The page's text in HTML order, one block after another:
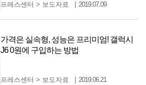
프레스센터 > 보도자료 2019.07.09
가격은 실속형, 성능은 프리미엄! 갤럭시
J6 0원에 구입하는 방법
프레스센터 > 보도자료 2019.06.21